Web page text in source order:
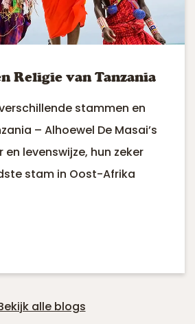
Religie van Tanzania
stammen en
– Alhoewel De Masai’s
en levenswijze, hun zeker
stam in Oost-Afrika
alle blogs